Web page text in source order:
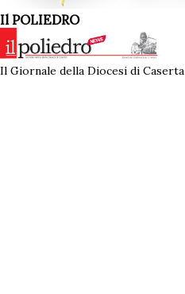
Il POLIEDRO
Il Giornale della Diocesi di Caserta